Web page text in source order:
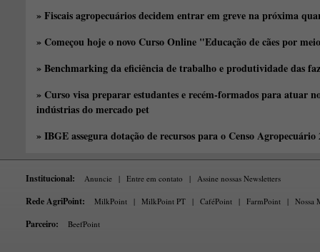
» Fiscais agropecuários decidem entrar em greve na próxima
» Começou hoje o novo Curso Online "Educação de cães por
» Benchmarking da eficiência de trabalho e produtividade das
» Curso visa preparar estudantes e recém-formados para atuar
indústrias do mercado pet
» IBGE assegura dotação de recursos para o Censo Agropecuário
Institucional: Anuncie | Entre em contato | Assine nossas Newsletters
Rede AgriPoint: MilkPoint | MilkPoint PT | CaféPoint | FarmPoint | Nossa
Parceiro: BeefPoint